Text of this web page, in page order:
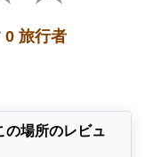
0 旅行者
の場所のレビュ